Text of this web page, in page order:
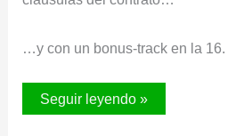
…y con un bonus-track en la 16.
GUÍA
DEL
Seguir leyendo »